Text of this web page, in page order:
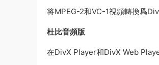
将MPEG-2和VC-1視頻轉換爲
杜比音頻版
在DivX Player和DivX Web